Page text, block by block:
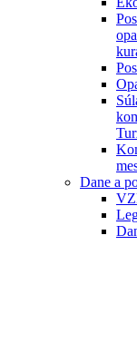
Dane a